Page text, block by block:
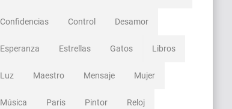
Confidencias Control Desamor
Esperanza Estrellas Gatos Libros
Luz Maestro Mensaje Mujer
Música Paris Pintor Reloj